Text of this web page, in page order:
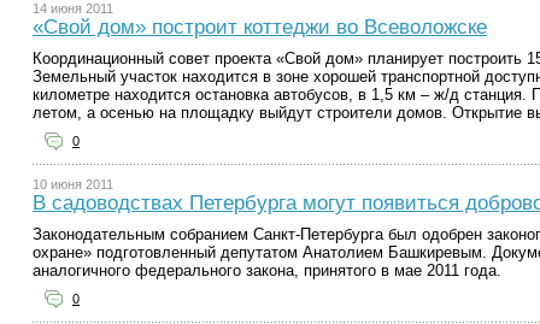
14 июня 2011
«Свой дом» построит коттеджи во Всеволожске
Координационный совет проекта «Свой дом» планирует построить
Земельный участок находится в зоне хорошей транспортной
километре находится остановка автобусов, в 1,5 км – ж/д станция.
летом, а осенью на площадку выйдут строители домов. Открытие
0
10 июня 2011
В садоводствах Петербурга могут появиться
Законодательным собранием Санкт-Петербурга был одобрен
охране» подготовленный депутатом Анатолием Башкиревым.
аналогичного федерального закона, принятого в мае 2011 года.
0